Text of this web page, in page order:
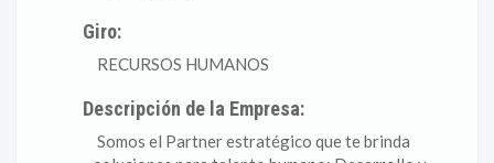
Giro:
RECURSOS HUMANOS
Descripción de la Empresa:
Somos el Partner estratégico que te brinda